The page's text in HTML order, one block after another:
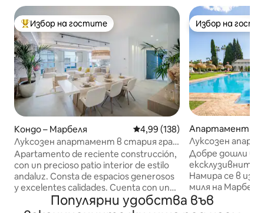
Най-популярен избор на гостите
Избор на гостите
Кондо – Марбеля Средна оценка: 4,99 от 5,
4,99 (138)
Луксозен апартамент в стария град
на Марбеля, Seis Lun...
Apartamento de reciente construcción,
con un precioso patio interior de estilo
andaluz. Consta de espacios generosos
y excelentes calidades. Cuenta con un
dormitorio y un baño, y ofrece la
posibilidad de añadir dos camas
Избор на
Избор на
Апартамент –
Луксозен
миля“ в Марбеля
Добре дошли в
ексклузивните
Намира се в
миля на
Marbella
добрите
Популярни удобства във